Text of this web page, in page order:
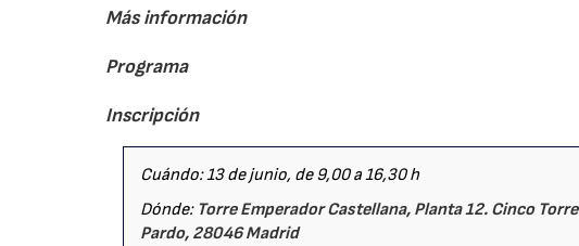
Más información
Programa
Inscripción
Cuándo: 13 de junio, de 9,00 a 16,30 h
Dónde: Torre Emperador Castellana, Planta 12. Cinco
Pardo, 28046 Madrid